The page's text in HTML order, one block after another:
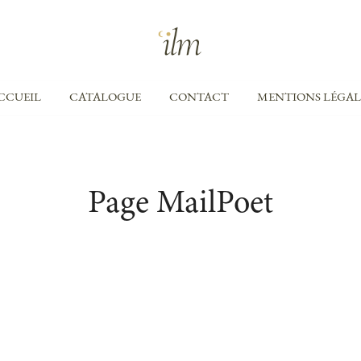
CATALOGUE CONTACT MENTIONS
Page MailPoet